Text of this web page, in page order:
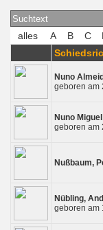
Nuno
geboren am
Nuno
geboren am
Nußbaum,
Nübling,
geboren am